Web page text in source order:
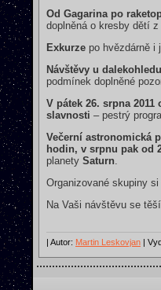
Od Gagarina po
doplněná o kresby dětí
Exkurze po hvězdárně i
Návštěvy u dalekohledu
podmínek doplněné
V pátek 26. srpna 2011
slavnosti – pestrý
Večerní astronomická
hodin, v srpnu pak od
planety Saturn
Organizované skupiny
Na Vaši návštěvu se
| Autor: Martin Leskovjan |